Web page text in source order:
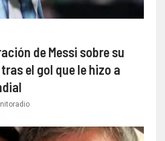
de Messi sobre su
el gol que le hizo a